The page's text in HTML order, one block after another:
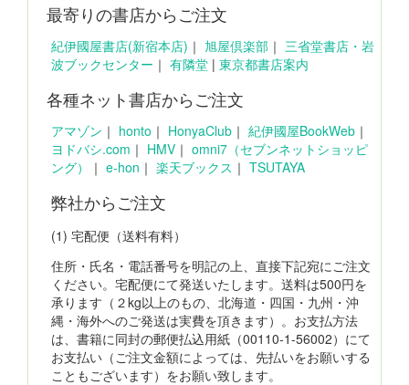
最寄りの書店からご注文
紀伊國屋書店(新宿本店) ｜ 旭屋倶楽部 ｜ 三省堂書店・岩
波ブックセンター ｜ 有隣堂 | 東京都書店案内
各種ネット書店からご注文
アマゾン ｜ honto ｜ HonyaClub ｜ 紀伊國屋BookWeb ｜
ヨドバシ.com ｜ HMV ｜ omni7（セブンネットショッピ
ング）
｜ e-hon ｜ 楽天ブックス ｜ TSUTAYA
弊社からご注文
(1) 宅配便（送料有料）
住所・氏名・電話番号を明記の上、直接下記宛にご注文
ください。宅配便にて発送いたします。送料は500円を
承ります（２kg以上のもの、北海道・四国・九州・沖
縄・海外へのご発送は実費を頂きます）。お支払方法
は、書籍に同封の郵便払込用紙（00110-1-56002）にて
お支払い（ご注文金額によっては、先払いをお願いする
こともございます）をお願い致します。